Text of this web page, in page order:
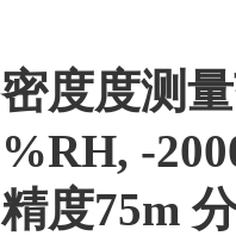
密度度测
%RH, -
精度75m